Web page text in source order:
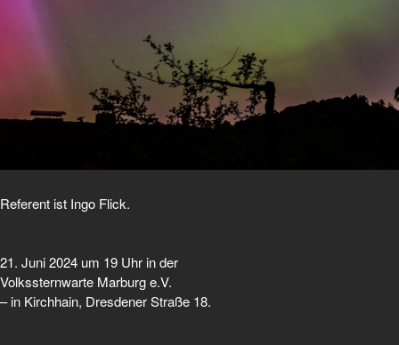
Referent ist Ingo Flick.
21. Juni 2024 um 19 Uhr in der
Volkssternwarte Marburg e.V.
– in Kirchhain, Dresdener Straße 18.